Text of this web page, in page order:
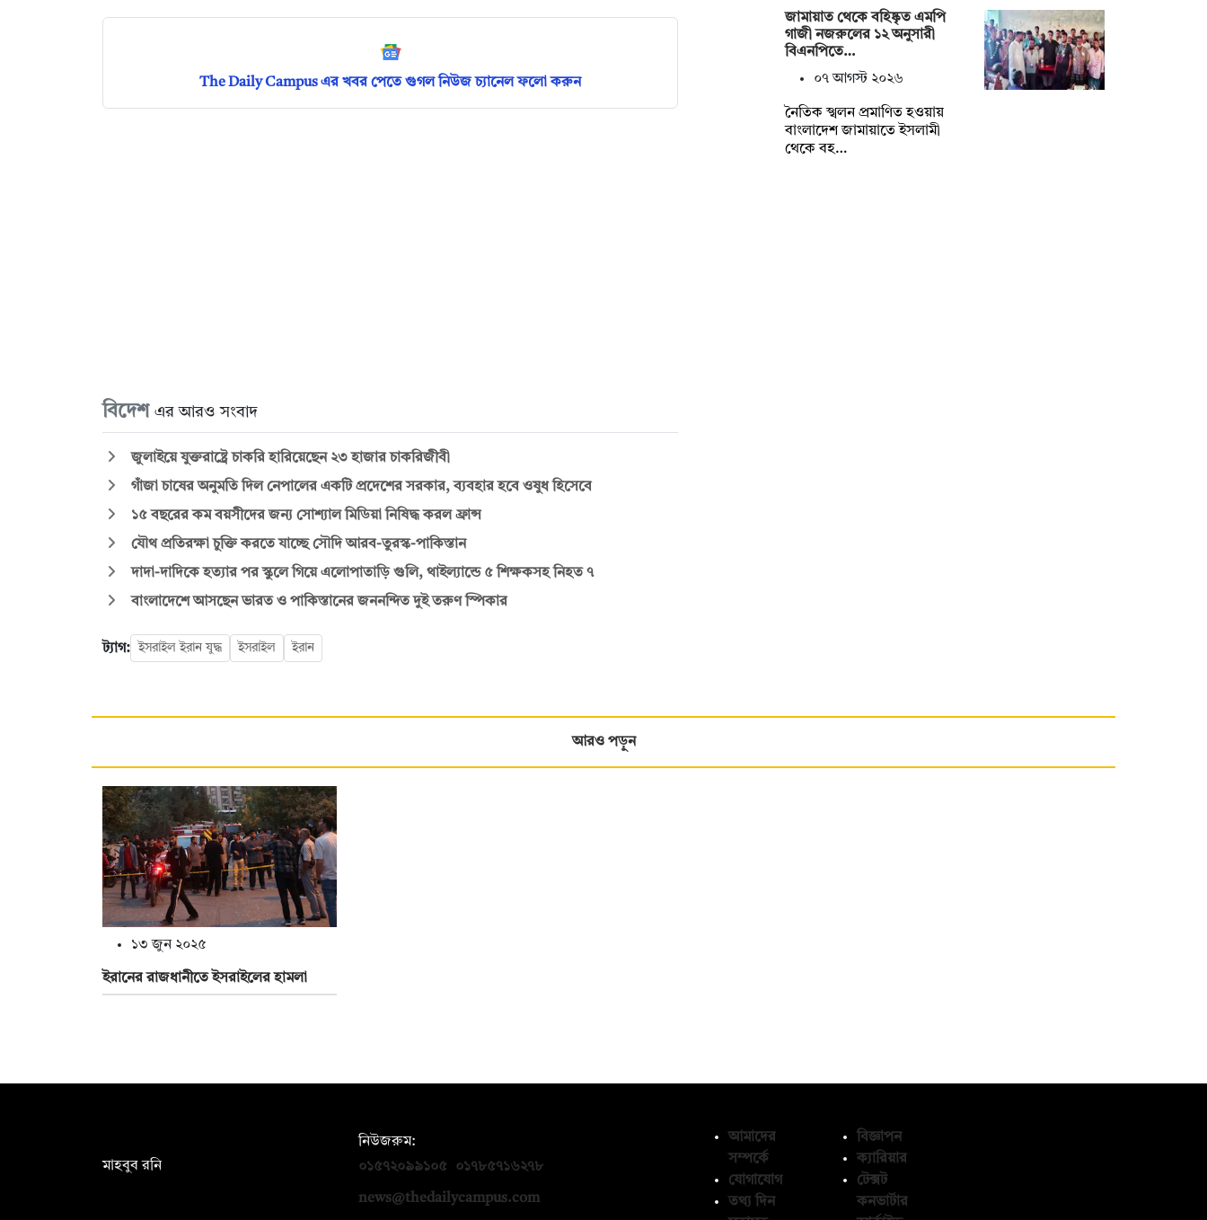
The Daily Campus এর খবর পেতে গুগল নিউজ চ্যানেল ফলো করুন
বিদেশ এর আরও সংবাদ
জুলাইয়ে যুক্তরাষ্ট্রে চাকরি হারিয়েছেন ২৩ হাজার চাকরিজীবী
গাঁজা চাষের অনুমতি দিল নেপালের একটি প্রদেশের সরকার, ব্যবহার হবে ওষুধ হিসেবে
১৫ বছরের কম বয়সীদের জন্য সোশ্যাল মিডিয়া নিষিদ্ধ করল ফ্রান্স
যৌথ প্রতিরক্ষা চুক্তি করতে যাচ্ছে সৌদি আরব-তুরস্ক-পাকিস্তান
দাদা-দাদিকে হত্যার পর স্কুলে গিয়ে এলোপাতাড়ি গুলি, থাইল্যান্ডে ৫ শিক্ষকসহ নিহত ৭
বাংলাদেশে আসছেন ভারত ও পাকিস্তানের জননন্দিত দুই তরুণ স্পিকার
ট্যাগ: ইসরাইল ইরান যুদ্ধ ইসরাইল ইরান
জামায়াত থেকে বহিষ্কৃত এমপি
গাজী নজরুলের ১২ অনুসারী
বিএনপিতে…
০৭ আগস্ট ২০২৬
নৈতিক স্খলন প্রমাণিত হওয়ায়
বাংলাদেশ জামায়াতে ইসলামী
থেকে বহ…
আরও পড়ুন
১৩ জুন ২০২৫
ইরানের রাজধানীতে ইসরাইলের হামলা
মাহবুব রনি
নিউজরুম:
০১৫৭২০৯৯১০৫
০১৭৮৫৭১৬২৭৮
news@thedailycampus.com
আমাদের
সম্পর্কে
যোগাযোগ
তথ্য দিন
বিজ্ঞাপন
ক্যারিয়ার
টেক্সট
কনভার্টার